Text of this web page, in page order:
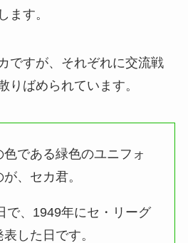
ます。
ですが、それぞれに交流戦
りばめられています。
である緑色のユニフォ
、セカ君。
で、1949年にセ・リーグ
した日です。